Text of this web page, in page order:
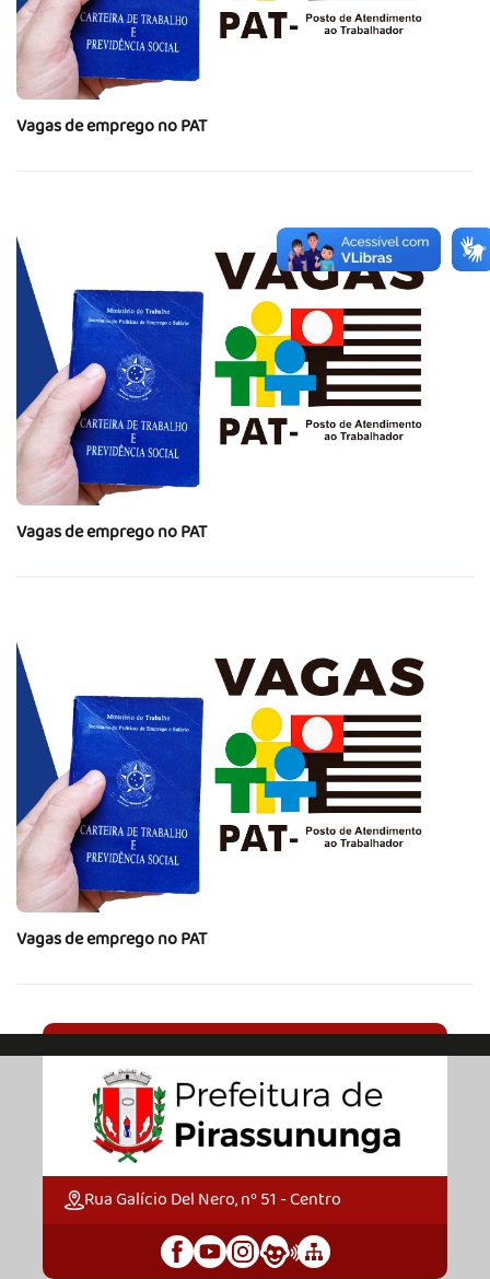
Vagas de emprego no PAT
Vagas de emprego no PAT
Vagas de emprego no PAT
Rua Galício Del Nero, nº 51 - Centro